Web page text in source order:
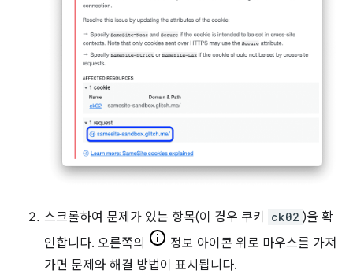
스크롤하여 문제가 있는 항목(이 경우 쿠키 ck02 )을 확
인합니다. 오른쪽의
정보 아이콘 위로 마우스를 가져
가면 문제와 해결 방법이 표시됩니다.